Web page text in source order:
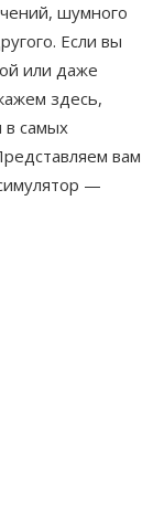
шумного
Если вы
или даже
здесь,
в самых
вам
—